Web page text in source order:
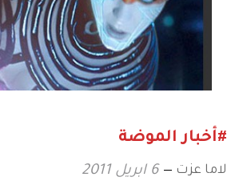
#أخبار الموضة
لاما عزت 6 ابريل 2011